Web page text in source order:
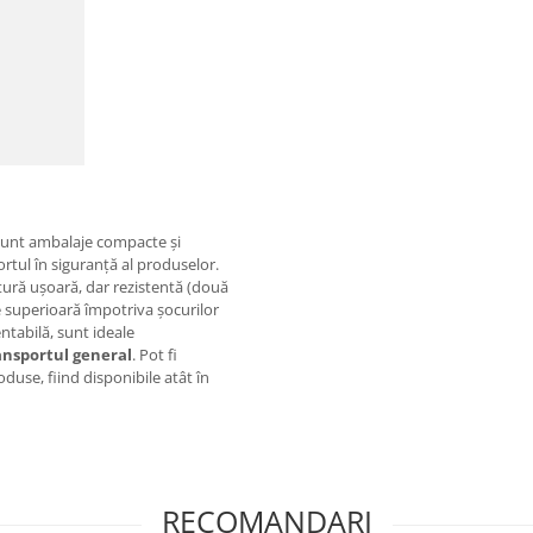
ambalaje compacte și
în siguranță al produselor.
ușoară, dar rezistentă (două
superioară împotriva șocurilor
sunt ideale
general. Pot fi
fiind disponibile atât în
RECOMANDARI